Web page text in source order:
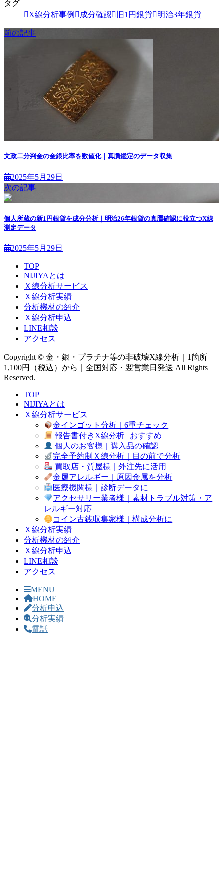
タグ
X線分析事例
成分確認 旧1円銀貨 明治3年銀貨
前の記事
文政二分判金の金銀比率を数値化｜真贋鑑定のデータ収集
2025年5月29日
次の記事
個人所蔵の新1円銀貨を成分分析｜明治26年銀貨の真贋確認に役立つX線
測定データ
2025年5月29日
TOP
NIJIYAとは
Ｘ線分析サービス
Ｘ線分析実績
分析機材の紹介
Ｘ線分析申込
LINE相談
アクセス
Copyright © 金・銀・プラチナ等の非破壊X線分析｜1箇所
1,100円（税込）から｜全国対応・翌営業日発送 All Rights
Reserved.
TOP
NIJIYAとは
Ｘ線分析サービス
金インゴット分析｜6重チェック
報告書付きX線分析 | おすすめ
個人のお客様｜購入品の確認
完全予約制Ｘ線分析｜目の前で分析
買取店・質屋様｜外注先に活用
金属アレルギー｜原因金属を分析
医療機関様｜診断データに
アクセサリー業者様｜素材トラブル対策・ア
レルギー対応
コイン古銭収集家様｜構成分析に
Ｘ線分析実績
分析機材の紹介
Ｘ線分析申込
LINE相談
アクセス
MENU
HOME
分析申込
分析実績
電話